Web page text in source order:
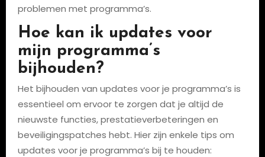
problemen met programma’s.
Hoe kan ik updates voor
mijn programma’s
bijhouden?
Het bijhouden van updates voor je programma’s is
essentieel om ervoor te zorgen dat je altijd de
nieuwste functies, prestatieverbeteringen en
beveiligingspatches hebt. Hier zijn enkele tips om
updates voor je programma’s bij te houden: